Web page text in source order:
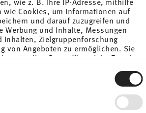
wie Cookies, um Informationen auf
und darauf zuzugreifen und
Werbung und Inhalte, Messungen
Inhalten, Zielgruppenforschung
von Angeboten zu ermöglichen. Sie
wer Ihre Daten für welche Zwecke
durch Klicken auf das Privacy
oder widerrufen
würden wir auch gerne:
12 cm
from
11,00
SUNNY DAY SOFT BLUE
Tea cup
€ 15,50Price reduced from
€ 19,00to
30-day best price:€ 19,00